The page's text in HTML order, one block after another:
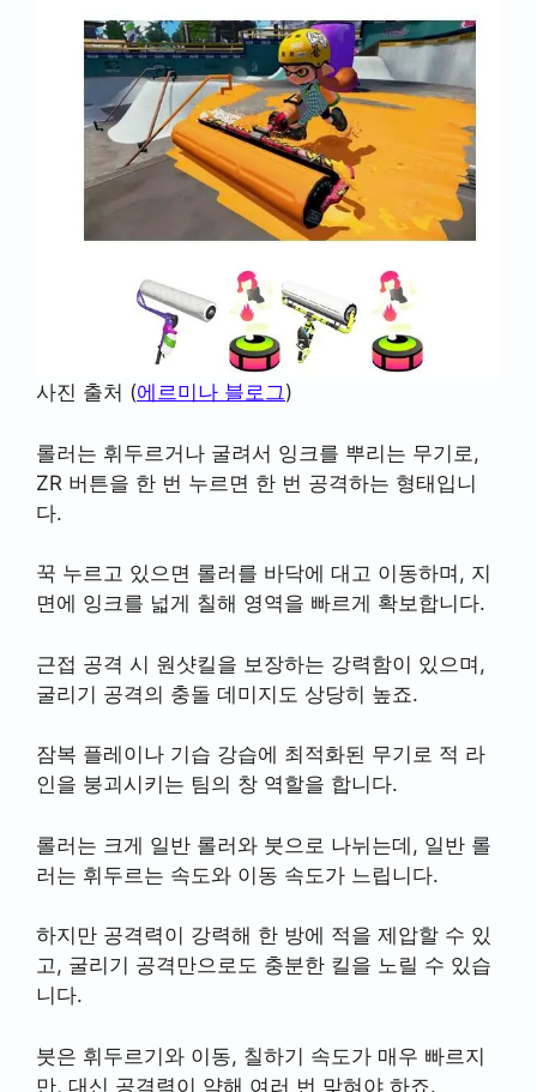
사진 출처 (에르미나 블로그)
롤러는 휘두르거나 굴려서 잉크를 뿌리는 무기로,
ZR 버튼을 한 번 누르면 한 번 공격하는 형태입니
다.
꾹 누르고 있으면 롤러를 바닥에 대고 이동하며, 지
면에 잉크를 넓게 칠해 영역을 빠르게 확보합니다.
근접 공격 시 원샷킬을 보장하는 강력함이 있으며,
굴리기 공격의 충돌 데미지도 상당히 높죠.
잠복 플레이나 기습 강습에 최적화된 무기로 적 라
인을 붕괴시키는 팀의 창 역할을 합니다.
롤러는 크게 일반 롤러와 붓으로 나뉘는데, 일반 롤
러는 휘두르는 속도와 이동 속도가 느립니다.
하지만 공격력이 강력해 한 방에 적을 제압할 수 있
고, 굴리기 공격만으로도 충분한 킬을 노릴 수 있습
니다.
붓은 휘두르기와 이동, 칠하기 속도가 매우 빠르지
만, 대신 공격력이 약해 여러 번 맞혀야 하죠.